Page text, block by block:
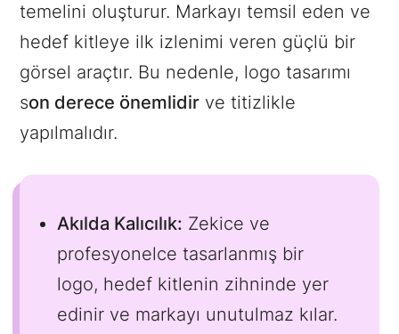
temelini oluşturur. Markayı temsil eden ve
hedef kitleye ilk izlenimi veren güçlü bir
görsel araçtır. Bu nedenle, logo tasarımı
son derece önemlidir ve titizlikle
yapılmalıdır.
Akılda Kalıcılık: Zekice ve
profesyonelce tasarlanmış bir
logo, hedef kitlenin zihninde yer
edinir ve markayı unutulmaz kılar.